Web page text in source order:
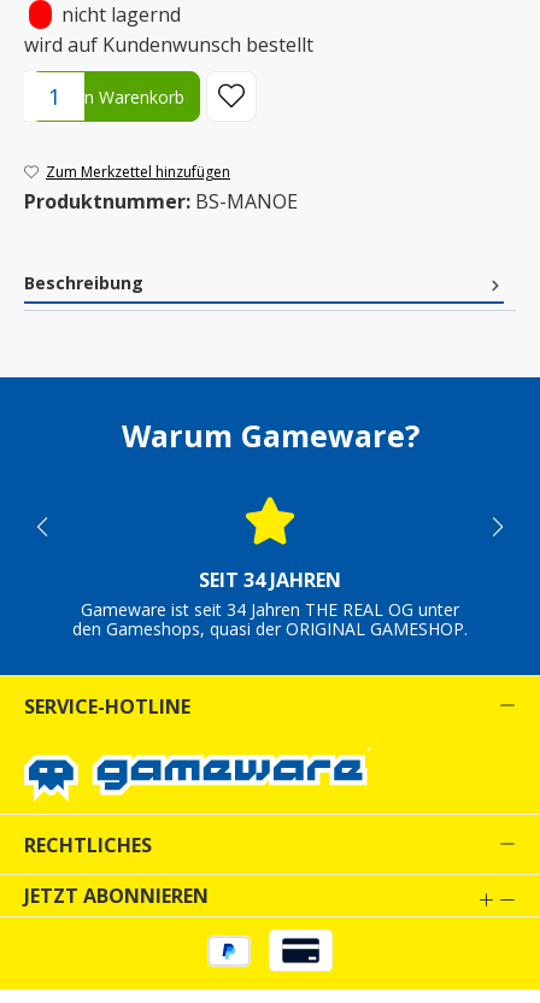
nicht lagernd
wird auf Kundenwunsch bestellt
Produkt Anzahl: Gib den gewünschten Wert ein oder benutze
In den Warenkorb
Zum Merkzettel hinzufügen
Produktnummer: BS-MANOE
Beschreibung
Warum Gameware?
SEIT 34 JAHREN
Gameware ist seit 34 Jahren THE REAL OG unter
den Gameshops, quasi der ORIGINAL GAMESHOP.
SERVICE-HOTLINE
RECHTLICHES
JETZT ABONNIEREN